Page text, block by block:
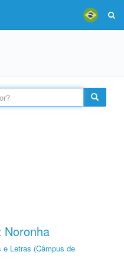
Noronha
e Letras (Câmpus de